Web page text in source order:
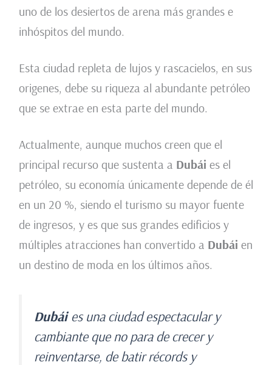
uno de los desiertos de arena más grandes e
inhóspitos del mundo.
Esta ciudad repleta de lujos y rascacielos, en sus
origenes, debe su riqueza al abundante petróleo
que se extrae en esta parte del mundo.
Actualmente, aunque muchos creen que el
principal recurso que sustenta a Dubái es el
petróleo, su economía únicamente depende de él
en un 20 %, siendo el turismo su mayor fuente
de ingresos, y es que sus grandes edificios y
múltiples atracciones han convertido a Dubái en
un destino de moda en los últimos años.
Dubáies una ciudad espectacular y
cambiante que no para de crecer y
reinventarse, de batir récords y